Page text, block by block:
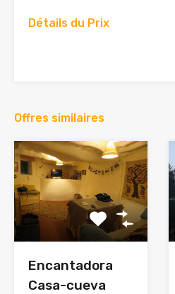
Détails du Prix
Offres similaires
Encantadora
Casa-cueva